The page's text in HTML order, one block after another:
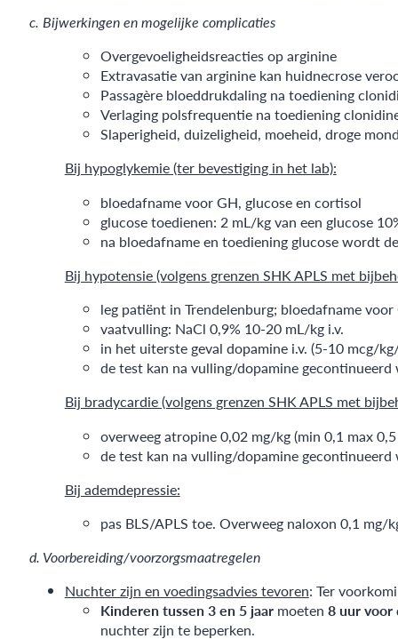
c. Bijwerkingen en mogelijke complicaties
Overgevoeligheidsreacties op arginine
Extravasatie van arginine kan huidnecrose
Passagère bloeddrukdaling na toediening
Verlaging polsfrequentie na toediening
Slaperigheid, duizeligheid, moeheid, droge
Bij hypoglykemie (ter bevestiging in het lab):
bloedafname voor GH, glucose en cortisol
glucose toedienen: 2 mL/kg van een glucose
na bloedafname en toediening glucose wordt
Bij hypotensie (volgens grenzen SHK APLS met
leg patiënt in Trendelenburg; bloedafname
vaatvulling: NaCl 0,9% 10-20 mL/kg i.v.
in het uiterste geval dopamine i.v. (5-10 mcg/
de test kan na vulling/dopamine gecontinueerd
Bij bradycardie (volgens grenzen SHK APLS met
overweeg atropine 0,02 mg/kg (min 0,1 max
de test kan na vulling/dopamine gecontinueerd
Bij ademdepressie:
pas BLS/APLS toe. Overweeg naloxon 0,1 mg/
d. Voorbereiding/voorzorgsmaatregelen
Nuchter zijn en voedingsadvies tevoren: Ter
Kinderen tussen 3 en 5 jaar moeten 8 uur voor
nuchter zijn te beperken.